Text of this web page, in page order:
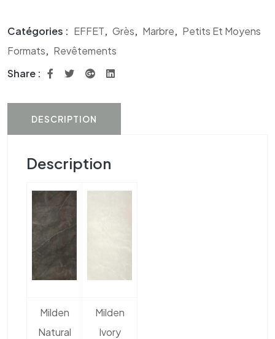
Catégories : EFFET, Grès, Marbre, Petits Et Moyens
Formats, Revêtements
Share :
DESCRIPTION
Description
Milden
Natural
Milden
Ivory